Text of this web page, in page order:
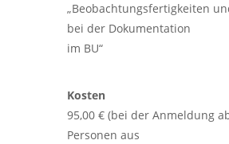
„Beobachtungsfertigkeiten
bei der Dokumentation
im BU“
Kosten
95,00 € (bei der Anmeldung
Personen aus